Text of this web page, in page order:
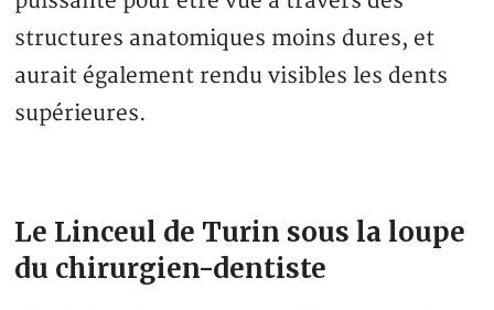
structures anatomiques moins dures, et
aurait également rendu visibles les dents
supérieures.
Le Linceul de Turin sous la loupe
du chirurgien-dentiste